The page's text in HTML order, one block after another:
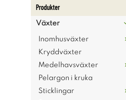
Produkter
Växter
Inomhusväxter
Kryddväxter
Medelhavsväxter
Pelargon i kruka
Sticklingar